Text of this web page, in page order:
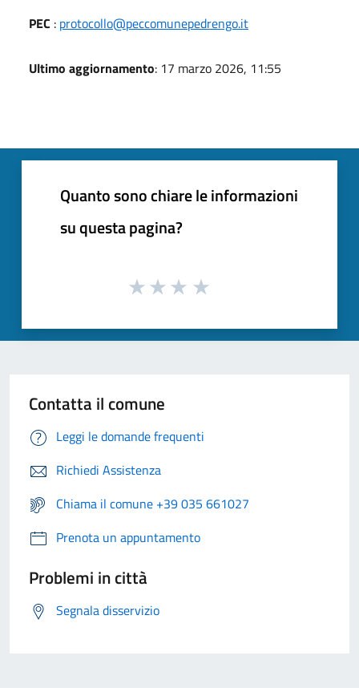
PEC : protocollo@peccomunepedrengo.it
Ultimo aggiornamento: 17 marzo 2026, 11:55
Quanto sono chiare le informazioni
su questa pagina?
Contatta il comune
Leggi le domande frequenti
Richiedi Assistenza
Chiama il comune +39 035 661027
Prenota un appuntamento
Problemi in città
Segnala disservizio